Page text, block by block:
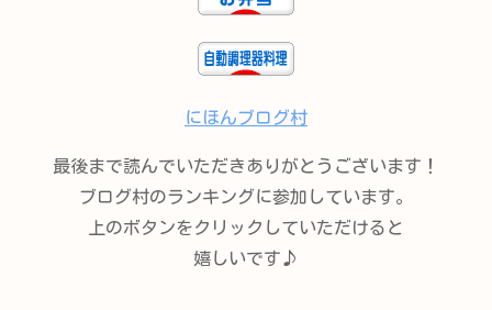
にほんブログ村
最後まで読んでいただきありがとうございます！
ブログ村のランキングに参加しています。
上のボタンをクリックしていただけると
嬉しいです♪